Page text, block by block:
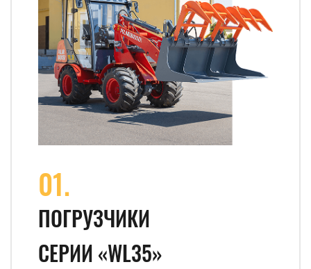
ПОГРУЗЧИКИ
СЕРИИ «WL35»